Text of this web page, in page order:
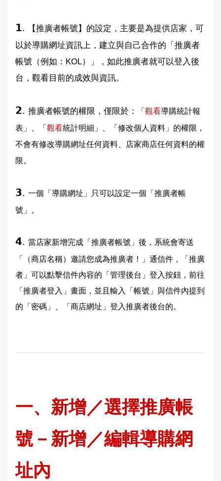
𝟭. 【推廣者帳號】的設定，主要是為提供店家，可
以於導購網址資訊上，建立與自己合作的「推廣者
帳號（例如：KOL）」，如此推廣者就可以登入後
台，觀看目前的成效與資訊。
𝟮. 推廣者帳號的權限，僅限於： 「 觀看導購統計報
表」、「 觀看統計明細」、「修改個人資料」的權限，
不會有修改導購網址任何資料、店家商店任何資料的權
限。
𝟯. 一個「導購網址」只可以設定一個「推廣者帳
號」。
𝟰. 當店家新增完成「推廣者帳號」後，系統會寄送
「（商店名稱）邀請您成為推廣者！」通信件，「推廣
者」可以點擊信件內容的「管理後台」登入按鈕，前往
「推廣者登入」畫面，並且輸入「帳號」與信件內提到
的「密碼」、「商店網址」登入推廣者後台的。
一、新增／選擇推廣帳
號－新增／編輯導購網
址內